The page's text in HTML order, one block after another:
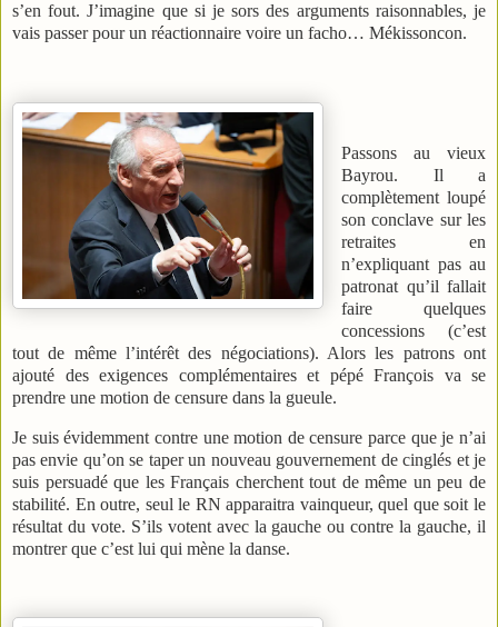
s’en fout. J’imagine que si je sors des arguments raisonnables, je
vais passer pour un réactionnaire voire un facho… Mékissoncon.
Passons au vieux
Bayrou. Il a
complètement loupé
son conclave sur les
retraites en
n’expliquant pas au
patronat qu’il fallait
faire quelques
concessions (c’est
tout de même l’intérêt des négociations). Alors les patrons ont
ajouté des exigences complémentaires et pépé François va se
prendre une motion de censure dans la gueule.
Je suis évidemment contre une motion de censure parce que je n’ai
pas envie qu’on se taper un nouveau gouvernement de cinglés et je
suis persuadé que les Français cherchent tout de même un peu de
stabilité. En outre, seul le RN apparaitra vainqueur, quel que soit le
résultat du vote. S’ils votent avec la gauche ou contre la gauche, il
montrer que c’est lui qui mène la danse.